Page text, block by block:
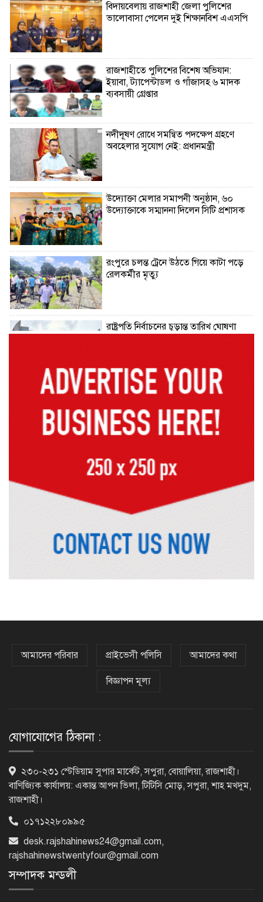
বিদায়বেলায় রাজশাহী জেলা পুলিশের
ভালোবাসা পেলেন দুই শিক্ষানবিশ এএসপি
রাজশাহীতে পুলিশের বিশেষ অভিযান:
ইয়াবা, ট্যাপেন্টাডল ও গাঁজাসহ ৬ মাদক
ব্যবসায়ী গ্রেপ্তার
নদীদূষণ রোধে সমন্বিত পদক্ষেপ গ্রহণে
অবহেলার সুযোগ নেই: প্রধানমন্ত্রী
উদ্যোক্তা মেলার সমাপনী অনুষ্ঠান, ৬০
উদ্যোক্তাকে সম্মাননা দিলেন সিটি প্রশাসক
রংপুরে চলন্ত ট্রেনে উঠতে গিয়ে কাটা পড়ে
রেলকর্মীর মৃত্যু
রাষ্ট্রপতি নির্বাচনের চূড়ান্ত তারিখ ঘোষণা
সাভারের রাজপথে রক্তের দাগ, স্মৃতিতে
সতর্কতা জারি
দুর্নীতিমুক্ত প্রশাসন গড়াই সরকারের মূল
নেসকো কেন, কোনো কিছুই রাজশাহী থেকে
করতে পুলিশের বিশেষ অভিযানে
৫ আগস্ট গণতান্ত্রিক রাজনৈতিক অধিকার
পুনঃপ্রতিষ্ঠার দিন: প্রধানমন্ত্রী
ফাইনালে সান্তোস
আমাদের পরিবার প্রাইভেসী পলিসি আমাদের কথা
বিজ্ঞাপন মূল্য
যোগাযোগের ঠিকানা :
২৩০-২৩১ স্টেডিয়াম সুপার মার্কেট, সপুরা, বোয়ালিয়া, রাজশাহী।
বাণিজ্যিক কার্যালয়: একান্ত আপন ভিলা, টিটিসি মোড়, সপুরা, শাহ মখদুম,
রাজশাহী।
০১৭১২২৮০৯৯৫
desk.rajshahinews24@gmail.com,
rajshahinewstwentyfour@gmail.com
সম্পাদক মন্ডলী